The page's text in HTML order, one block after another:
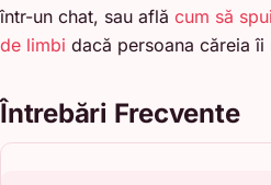
într-un chat, sau află cum să
de limbi dacă persoana căreia
Întrebări Frecvente